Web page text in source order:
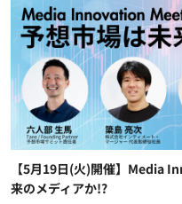
【5月19日(火)開催】Media
来のメディアか!?